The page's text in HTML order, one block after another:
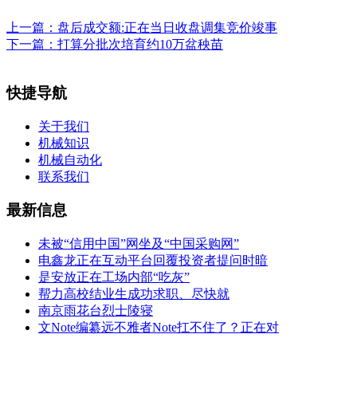
上一篇： 盘后成交额:正在当日收盘调集竞价竣事
下一篇： 打算分批次培育约10万盆秧苗
快捷导航
关于我们
机械知识
机械自动化
联系我们
最新信息
未被“信用中国”网坐及“中国采购网”
电鑫龙正在互动平台回覆投资者提问时暗
是安放正在工场内部“吃灰”
帮力高校结业生成功求职、尽快就
南京雨花台烈士陵寝
文Note编纂远不雅者Note扛不住了？正在对